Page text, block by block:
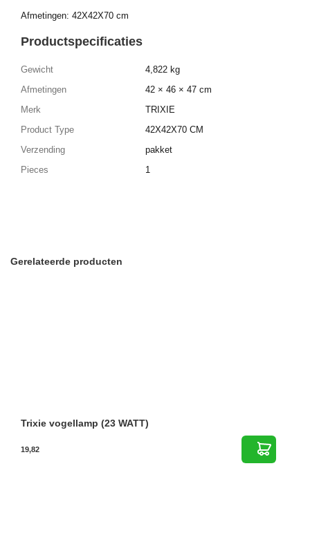
Afmetingen: 42X42X70 cm
Productspecificaties
Gewicht
4,822 kg
Afmetingen
42 × 46 × 47 cm
Merk
TRIXIE
Product Type
42X42X70 CM
Verzending
pakket
Pieces
1
Gerelateerde producten
Trixie vogellamp (23 WATT)
19,82